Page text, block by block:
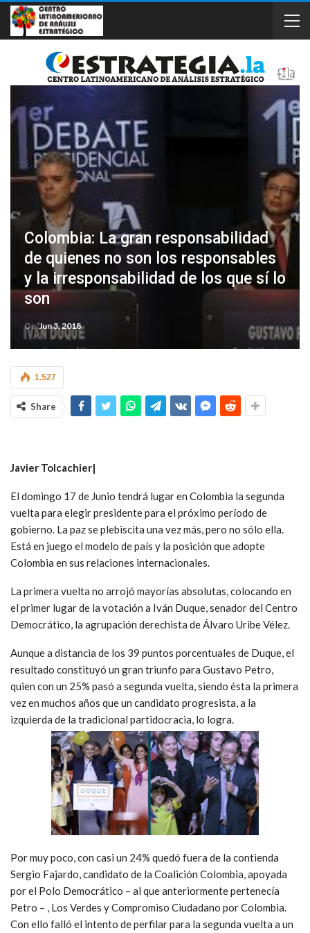
Colombia: La gran responsabilidad
de quienes no son los responsables
y la irresponsabilidad de los que sí lo
son
OnJun 3, 2018
1.527
Share
Javier Tolcachier|
El domingo 17 de Junio tendrá lugar en Colombia la segunda
vuelta para elegir presidente para el próximo período de
gobierno. La paz se plebiscita una vez más, pero no sólo ella.
Está en juego el modelo de país y la posición que adopte
Colombia en sus relaciones internacionales.
La primera vuelta no arrojó mayorías absolutas, colocando en
el primer lugar de la votación a Iván Duque, senador del Centro
Democrático, la agrupación derechista de Álvaro Uribe Vélez.
Aunque a distancia de los 39 puntos porcentuales de Duque, el
resultado constituyó un gran triunfo para Gustavo Petro,
quien con un 25% pasó a segunda vuelta, siendo ésta la primera
vez en muchos años que un candidato progresista, a la
izquierda de la tradicional partidocracia, lo logra.
Por muy poco, con casi un 24% quedó fuera de la contienda
Sergio Fajardo, candidato de la Coalición Colombia, apoyada
por el Polo Democrático – al que anteriormente pertenecía
Petro – , Los Verdes y Compromiso Ciudadano por Colombia.
Con ello falló el intento de perfilar para la segunda vuelta a un